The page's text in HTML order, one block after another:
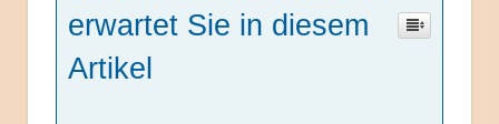
erwartet Sie in diesem
Artikel